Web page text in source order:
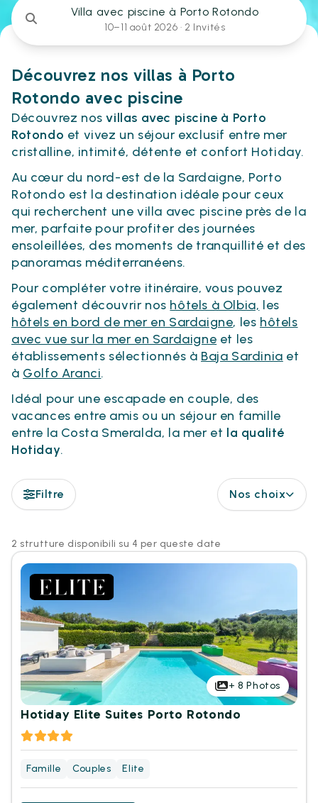
Villa avec piscine à Porto Rotondo
10–11 août 2026 · 2 Invités
Découvrez nos villas à Porto
Rotondo avec piscine
Découvrez nos villas avec piscine à Porto
Rotondo et vivez un séjour exclusif entre mer
cristalline, intimité, détente et confort Hotiday.
Au cœur du nord-est de la Sardaigne, Porto
Rotondo est la destination idéale pour ceux
qui recherchent une villa avec piscine près de la
mer, parfaite pour profiter des journées
ensoleillées, des moments de tranquillité et des
panoramas méditerranéens.
Pour compléter votre itinéraire, vous pouvez
également découvrir nos hôtels à Olbia, les
hôtels en bord de mer en Sardaigne, les hôtels
avec vue sur la mer en Sardaigne et les
établissements sélectionnés à Baja Sardinia et
à Golfo Aranci.
Idéal pour une escapade en couple, des
vacances entre amis ou un séjour en famille
entre la Costa Smeralda, la mer et la qualité
Hotiday.
Filtre Nos choix
2 strutture disponibili su 4 per queste date
+8 Photos
Hotiday Elite Suites Porto Rotondo
Famille Couples Elite